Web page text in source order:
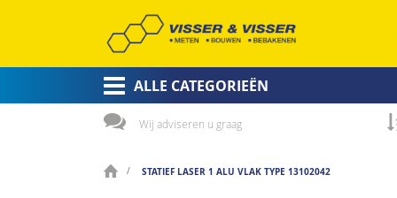
ALLE CATEGORIEËN
Wij adviseren u graag
STATIEF LASER 1 ALU VLAK TYPE 13102042